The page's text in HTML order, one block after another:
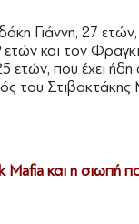
Γιάννη, 27
και τον
που έχει ήδη
του Στιβακτάκης
Mafia και η σιωπή